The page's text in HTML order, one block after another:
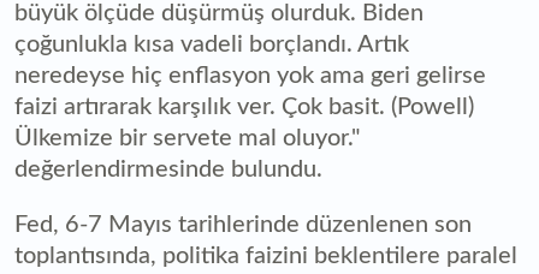
büyük ölçüde düşürmüş olurduk. Biden
çoğunlukla kısa vadeli borçlandı. Artık
neredeyse hiç enflasyon yok ama geri gelirse
faizi artırarak karşılık ver. Çok basit. (Powell)
Ülkemize bir servete mal oluyor."
değerlendirmesinde bulundu.
Fed, 6-7 Mayıs tarihlerinde düzenlenen son
toplantısında, politika faizini beklentilere paralel